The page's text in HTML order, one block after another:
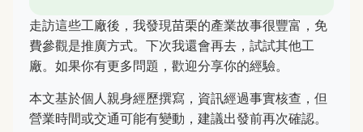
走訪這些工廠後，我發現苗栗的產業故事很豐富，免
費參觀是推廣方式。下次我還會再去，試試其他工
廠。如果你有更多問題，歡迎分享你的經驗。
本文基於個人親身經歷撰寫，資訊經過事實核查，但
營業時間或交通可能有變動，建議出發前再次確認。